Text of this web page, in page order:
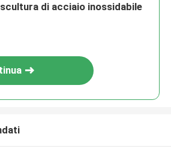
scultura di acciaio inossidabile